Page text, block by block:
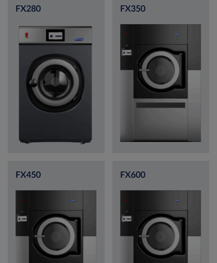
FX280 FX350
FX450 FX600